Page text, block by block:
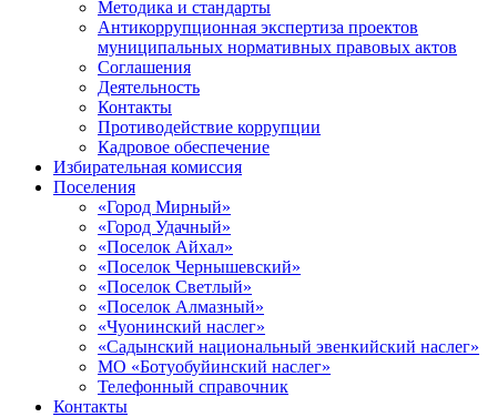
Методика и стандарты
Антикоррупционная экспертиза проектов
муниципальных нормативных правовых актов
Соглашения
Деятельность
Контакты
Противодействие коррупции
Кадровое обеспечение
Избирательная комиссия
Поселения
«Город Мирный»
«Город Удачный»
«Поселок Айхал»
«Поселок Чернышевский»
«Поселок Светлый»
«Поселок Алмазный»
«Чуонинский наслег»
«Садынский национальный эвенкийский наслег»
МО «Ботуобуйинский наслег»
Телефонный справочник
Контакты